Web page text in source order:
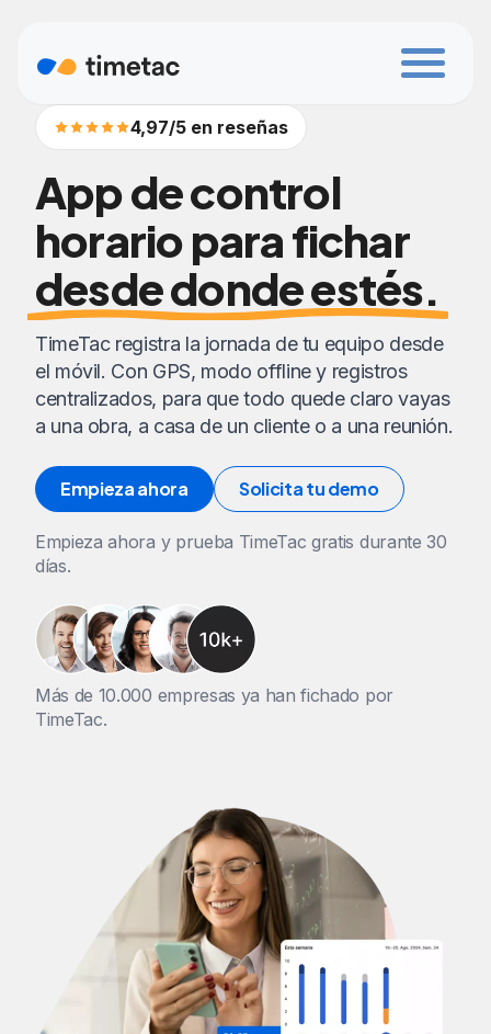
4,97/5 en reseñas
App de control
horario para fichar
desde donde estés.
TimeTac registra la jornada de tu equipo desde
el móvil. Con GPS, modo offline y registros
centralizados, para que todo quede claro vayas
a una obra, a casa de un cliente o a una reunión.
Empieza ahora Solicita tu demo
Empieza ahora y prueba TimeTac gratis durante 30
días.
Más de 10.000 empresas ya han fichado por
TimeTac.